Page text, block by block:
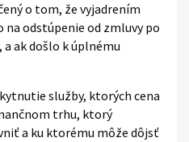
o tom, že vyjadrením
odstúpenie od zmluvy po
ak došlo k úplnému
služby, ktorých cena
trhu, ktorý
a ku ktorému môže dôjsť